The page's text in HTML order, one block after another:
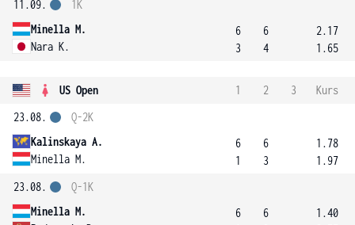
11.09.
Minella M.
Nara K.
1K
6
3
6
4
2.17
1.65
US Open 1 2 3
Kurs
23.08.
Kalinskaya A.
Minella M.
Q-2K
6
1
6
3
1.78
1.97
23.08.
Minella M.
Q-1K
6
6
1.40